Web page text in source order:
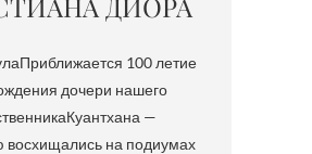
100 летие
дочери нашего
—
на подиумах